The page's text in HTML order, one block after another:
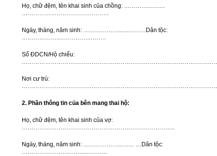
Họ, chữ đệm, tên khai sinh của chồng: …………..….….
………………………………………
Ngày, tháng, năm sinh: ………………..….………Dân tộc:
……………….…………….………
Số ĐDCN/Hộ chiếu:
Nơi cư trú:
2. Phần thông tin của bên mang thai hộ:
Họ, chữ đệm, tên khai sinh của vợ:
…………………………………………………………………….
Ngày, tháng, năm sinh: ………………..….… …Dân tộc:
…………………….……..…………